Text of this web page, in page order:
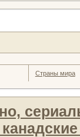
Страны мира